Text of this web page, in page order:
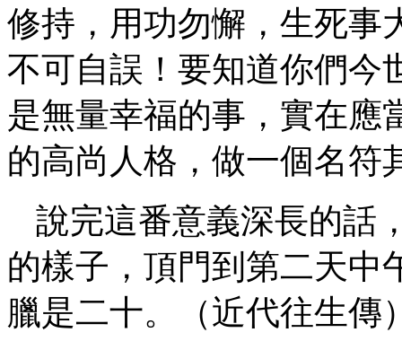
修持，用功勿懈，生死事
不可自誤！要知道你們今
是無量幸福的事，實在應
的高尚人格，做一個名符
說完這番意義深長的話
的樣子，頂門到第二天中
臘是二十。（近代往生傳